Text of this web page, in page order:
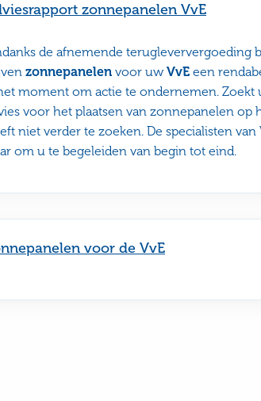
zonnepanelen VvE
de afnemende terugleververgoeding
zonnepanelen voor uwVvE een
moment om actie te ondernemen. Zoekt
voor het plaatsen van zonnepanelen op
niet verder te zoeken. De specialisten van
om u te begeleiden van begin tot eind.
voor de VvE